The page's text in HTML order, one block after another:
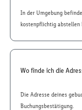
In der Umgebung
kostenpflichtig abstellen
Wo finde ich die
Die Adresse deines
Buchungsbestätigung.